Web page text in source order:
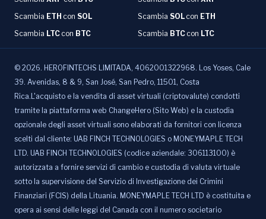
Scambia ETH con SOL Scambia SOL con ETH
Scambia LTC con BTC Scambia BTC con LTC
© 2026. HEROFINTECHS LIMITADA, 4062001322968. Los Yoses, Cale
39. Avenidas, 8 & 9, San José, San Pedro, 11501, Costa
Rica.L'acquisto e la vendita di asset virtuali (criptovalute) condotti
tramite la piattaforma web ChangeHero (Sito Web) e la custodia
opzionale degli asset virtuali sono elaborati da fornitori con licenza
scelti dal cliente: UAB FINCH TECHNOLOGIES o MONEYMAPLE TECH
LTD. UAB FINCH TECHNOLOGIES (codice aziendale: 306113100) è
autorizzata a fornire servizi di cambio e custodia di valuta virtuale
sotto la supervisione del Servizio di Investigazione dei Crimini
Finanziari (FCIS) della Lituania. MONEYMAPLE TECH LTD è costituita e
opera ai sensi delle leggi del Canada con il numero societario